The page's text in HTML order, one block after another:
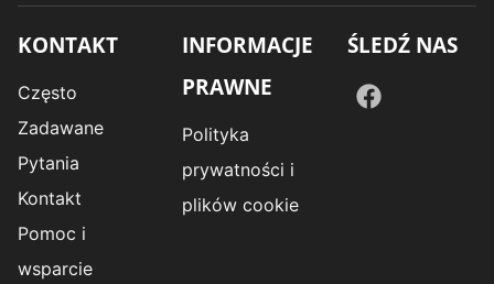
KONTAKT
Często
Zadawane
Pytania
Kontakt
Pomoc i
wsparcie
INFORMACJE
PRAWNE
Polityka
prywatności i
plików cookie
ŚLEDŹ NAS